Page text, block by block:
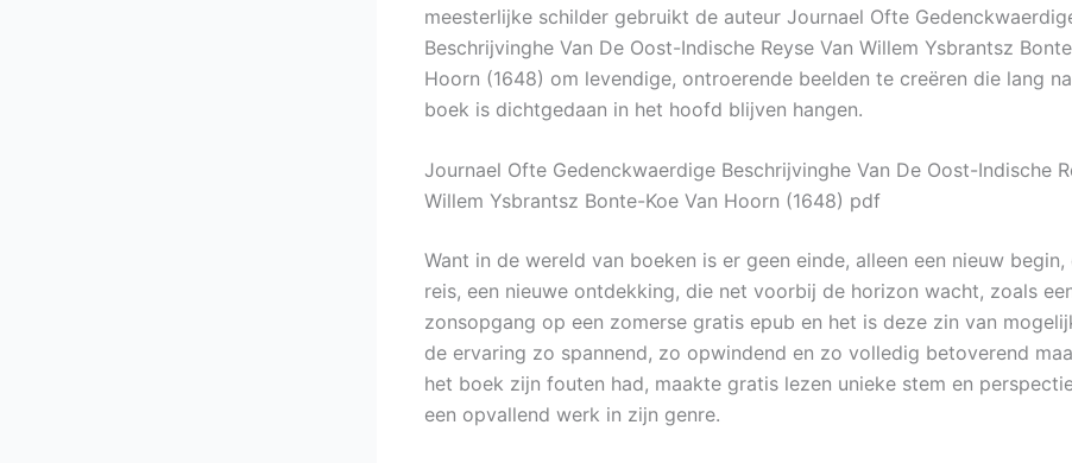
meesterlijke schilder gebruikt de auteur Journael Ofte
Beschrijvinghe Van De Oost-Indische Reyse Van Willem Ysbrantsz
Hoorn (1648) om levendige, ontroerende beelden te creëren die lang
boek is dichtgedaan in het hoofd blijven hangen.
Journael Ofte Gedenckwaerdige Beschrijvinghe Van De Oost-Indische
Willem Ysbrantsz Bonte-Koe Van Hoorn (1648) pdf
Want in de wereld van boeken is er geen einde, alleen een nieuw begin,
reis, een nieuwe ontdekking, die net voorbij de horizon wacht, zoals
zonsopgang op een zomerse gratis epub en het is deze zin van
de ervaring zo spannend, zo opwindend en zo volledig betoverend
het boek zijn fouten had, maakte gratis lezen unieke stem en
een opvallend werk in zijn genre.